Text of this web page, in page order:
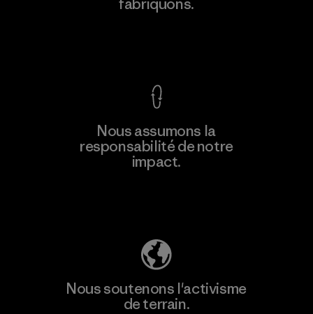
Nous assumons la
responsabilité de notre
impact.
Nous soutenons l'activisme
de terrain.